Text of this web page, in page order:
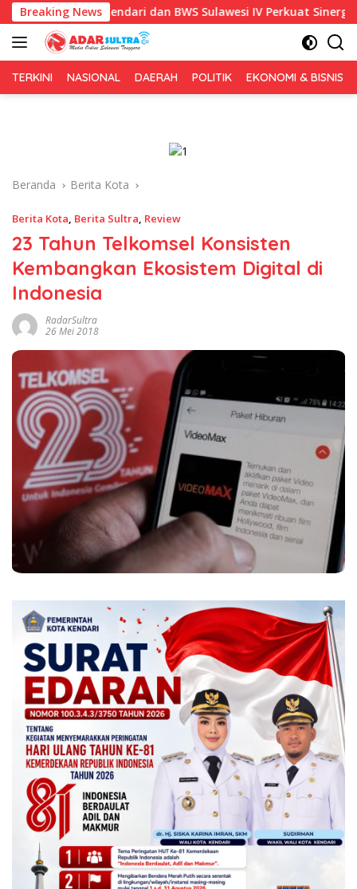
Langsung
ke
konten
Breaking News
Kendari dan BWS Sulawesi IV Perkuat Sinergi Jaga Irigasi
TERKINI NASIONAL DAERAH POLITIK EKONOMI & BISNIS
Beranda Berita Kota
Berita Kota, Berita Sultra, Review
23 Tahun Telkomsel Konsisten
Kembangkan Ekosistem Digital di
Indonesia
RadarSultra
26 Mei 2018